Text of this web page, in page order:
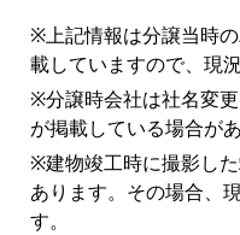
シ
ョ
ン
※上記情報は分譲当時
載していますので、現
※分譲時会社は社名変
が掲載している場合があ
※建物竣工時に撮影し
あります。その場合、
す。